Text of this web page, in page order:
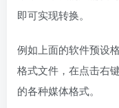
即可实现转换。
例如上面的软件预设
格式文件，在点击右
的各种媒体格式。